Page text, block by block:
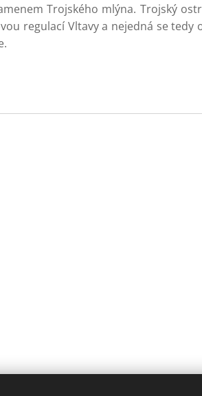
Trojského mlýna. Trojský
regulací Vltavy a nejedná se